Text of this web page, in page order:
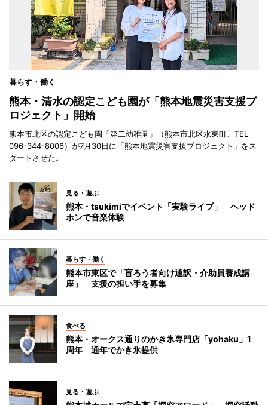
暮らす・働く
熊本・清水の認定こども園が「熊本地震災害支援プ
ロジェクト」開始
熊本市北区の認定こども園「第二幼稚園」（熊本市北区水東町、TEL
096-344-8006）が7月30日に「熊本地震災害支援プロジェクト」をス
タートさせた。
見る・遊ぶ
熊本・tsukimiでイベント「実験ライブ」 ヘッド
ホンで音楽体験
暮らす・働く
熊本市東区で「盲ろう者向け通訳・介助員養成講
座」 支援の担い手を募集
食べる
熊本・オークス通りのかき氷専門店「yohaku」1
周年 通年でかき氷提供
見る・遊ぶ